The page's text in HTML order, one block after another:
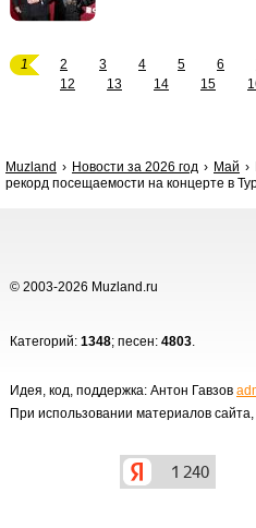
1 2 3 4 5 6
12
13 14 15
Muzland Новости за 2026 год Май
рекорд посещаемости на концерте в
© 2003-2026 Muzland.ru
Категорий: 1348; песен: 4803.
Идея, код, поддержка: Антон Гавзов
При использовании материалов